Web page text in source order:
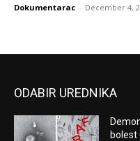
Dokumentarac - December 4,
ODABIR UREDNIKA
bolest